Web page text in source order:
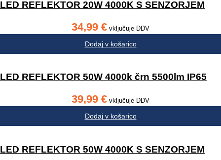
LED REFLEKTOR 20W 4000K S SENZORJEM
34,99 € vključuje DDV
Dodaj v košarico
LED REFLEKTOR 50W 4000k črn 5500lm IP65
39,99 € vključuje DDV
Dodaj v košarico
LED REFLEKTOR 50W 4000K S SENZORJEM